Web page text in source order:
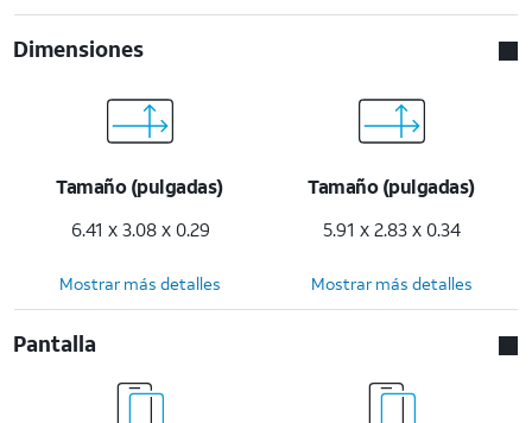
Dimensiones
Tamaño (pulgadas)
6.41 x 3.08 x 0.29
Tamaño (pulgadas)
5.91 x 2.83 x 0.34
Mostrar más detalles Mostrar más detalles
Pantalla